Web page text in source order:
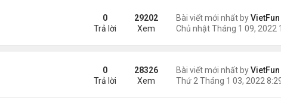
Bài viết mới nhất byVietFun
0
Trả lời
29202
Xem
Bài viết mới nhất byVietFun
0
Trả lời
28326
Xem